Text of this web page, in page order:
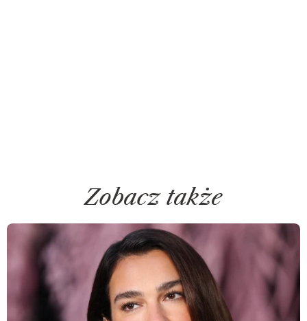
Zobacz także